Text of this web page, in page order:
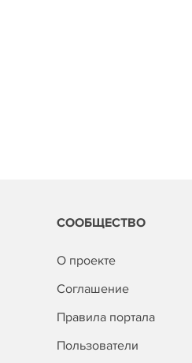
СООБЩЕСТВО
О проекте
Соглашение
Правила портала
Пользователи